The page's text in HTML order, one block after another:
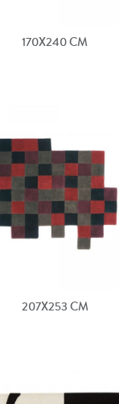
170X240 CM
207X253 CM